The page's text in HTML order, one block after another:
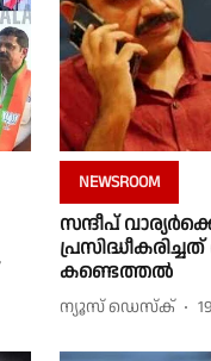
NEWSROOM
സന്ദീപ്
കണ്ടെത്തൽ
ന്യൂസ് ഡെസ്ക്